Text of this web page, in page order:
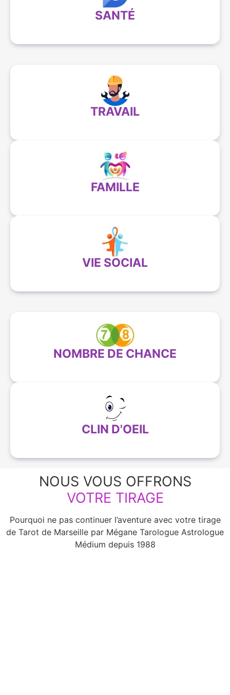
SANTÉ
TRAVAIL
FAMILLE
VIE SOCIAL
NOMBRE DE CHANCE
CLIN D'OEIL
NOUS VOUS OFFRONS
VOTRE TIRAGE
Pourquoi ne pas continuer l’aventure avec votre tirage
de Tarot de Marseille par Mégane Tarologue Astrologue
Médium depuis 1988